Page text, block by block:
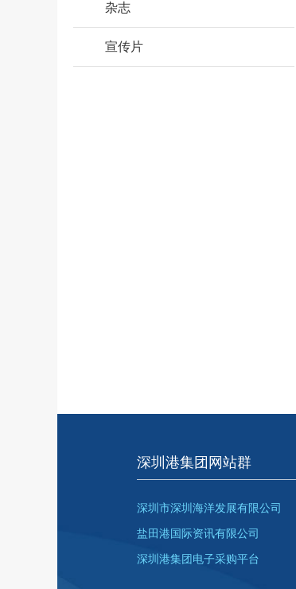
杂志
宣传片
深圳港集团网站群
深圳市深圳海洋发展有限公司
盐田港国际资讯有限公司
深圳港集团电子采购平台